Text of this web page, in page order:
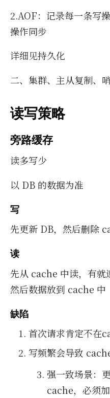
2.AOF：记录每一条写
操作同步
详细见持久化
二、集群、主从复制、
读写策略
旁路缓存
读多写少
以 DB 的数据为准
写
先更新 DB，然后删除
读
先从 cache 中读，有就
然后数据放到 cache 中
缺陷
首次请求肯定不在
写频繁会导致
强一致场景：
cache，必须